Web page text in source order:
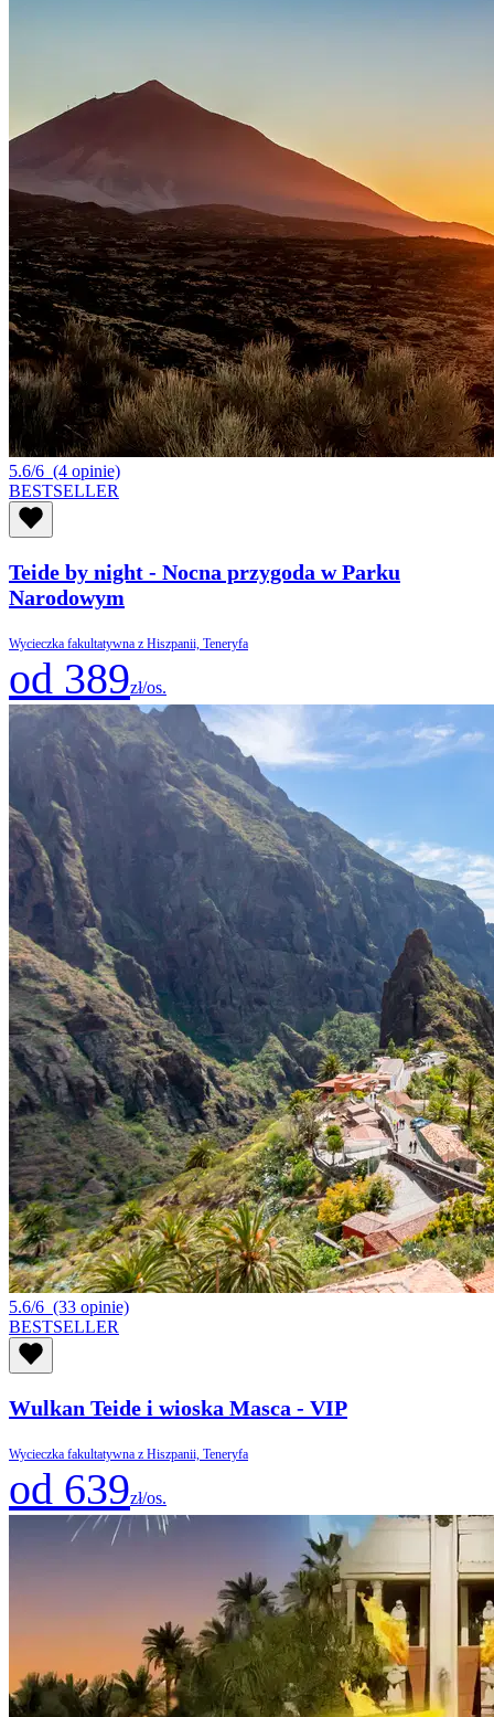
5.6/6 (4 opinie)
BESTSELLER
Teide by night - Nocna przygoda w Parku
Narodowym
Wycieczka fakultatywna z Hiszpanii, Teneryfa
od 389zł/os.
5.6/6 (33 opinie)
BESTSELLER
Wulkan Teide i wioska Masca - VIP
Wycieczka fakultatywna z Hiszpanii, Teneryfa
od 639zł/os.